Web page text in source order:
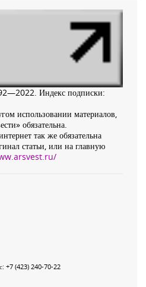
Индекс подписки:
использовании материалов,
обязательна.
так же обязательна
статьи, или на главную
+7 (423) 240-70-22